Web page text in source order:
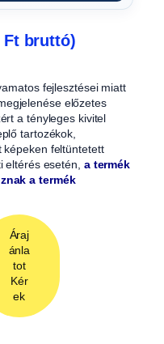
Ftbruttó)
fejlesztései miatt
előzetes
a tényleges kivitel
tartozékok,
képeken feltüntetett
eltérés esetén, a termék
a termék
Áraj
ánla
tot
Kér
ek